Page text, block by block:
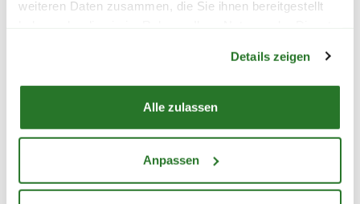
weiteren Daten zusammen, die Sie ihnen bereitgestellt
Details zeigen
Alle zulassen
Anpassen
Erde)
BLUMEN RISSE Bio-Garten-&
BLUMEN